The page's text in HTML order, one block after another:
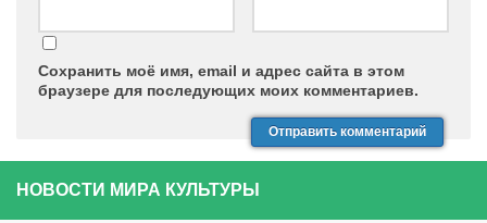
Сохранить моё имя, email и адрес сайта в этом
браузере для последующих моих комментариев.
НОВОСТИ МИРА КУЛЬТУРЫ